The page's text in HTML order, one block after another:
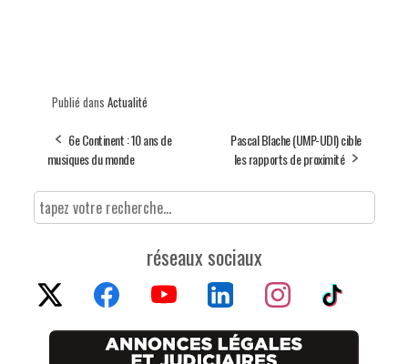
Publié dans Actualité
6e Continent : 10 ans de
musiques du monde
Pascal Blache (UMP-UDI) cible
les rapports de proximité
réseaux sociaux